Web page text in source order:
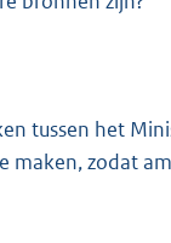
tussen het
maken, zodat